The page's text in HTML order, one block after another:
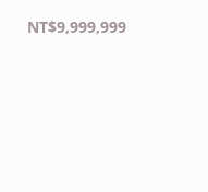
NT$9,999,999